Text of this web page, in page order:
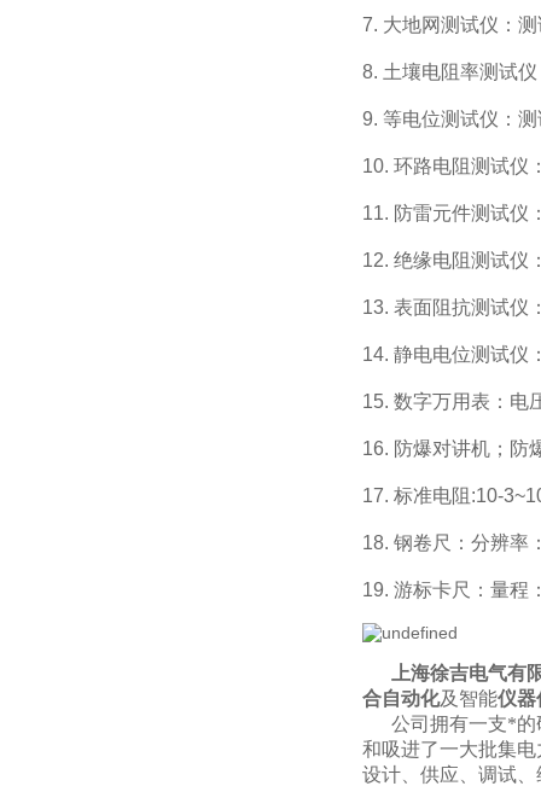
7. 大地网测试仪：
8. 土壤电阻率测试
9. 等电位测试仪：
10. 环路电阻测试仪
11. 防雷元件测试仪
12. 绝缘电阻测试仪
13. 表面阻抗测试仪
14. 静电电位测试仪
15. 数字万用表：电
16. 防爆对讲机；防
17. 标准电阻:10-
18. 钢卷尺：分辨率
19. 游标卡尺：量程
上海徐吉电气有
合自动化及智能仪器
公司拥有一支*的
和吸进了一大批集
设计、供应、调试